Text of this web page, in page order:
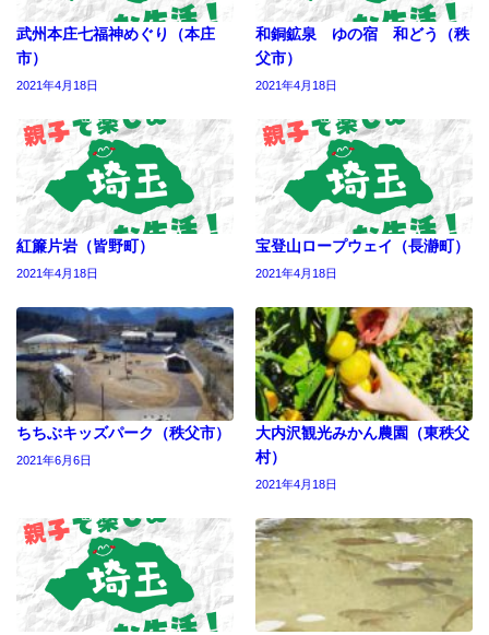
武州本庄七福神めぐり（本庄
市）
2021年4月18日
和銅鉱泉 ゆの宿 和どう（秩
父市）
2021年4月18日
紅簾片岩（皆野町）
2021年4月18日
宝登山ロープウェイ（長瀞町）
2021年4月18日
ちちぶキッズパーク（秩父市）
2021年6月6日
大内沢観光みかん農園（東秩父
村）
2021年4月18日